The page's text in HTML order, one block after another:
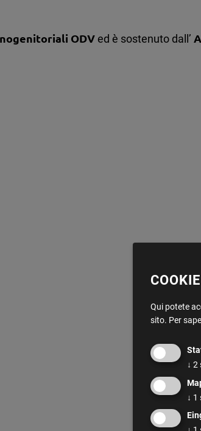
ODV ed è sostenuto dall’
COOKIE
Qui potete
sito. Per
↓ 2
↓ 1